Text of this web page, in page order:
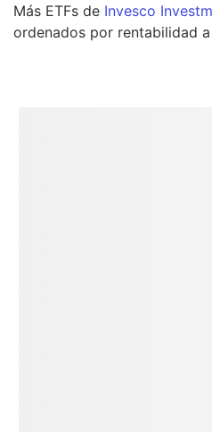
Más ETFs de Invesco
ordenados por rentabilidad